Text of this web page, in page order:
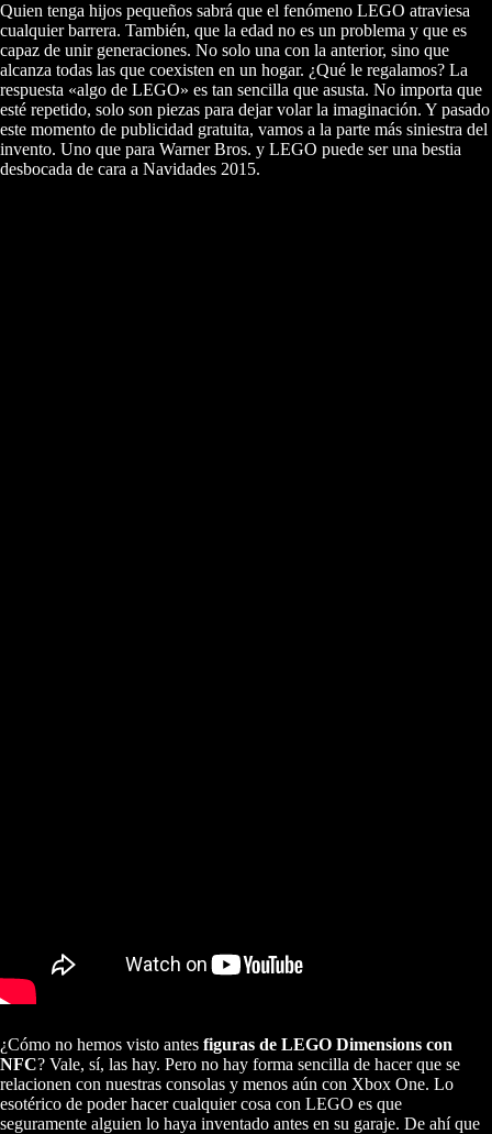
Quien tenga hijos pequeños sabrá que el fenómeno LEGO atraviesa
cualquier barrera. También, que la edad no es un problema y que es
capaz de unir generaciones. No solo una con la anterior, sino que
alcanza todas las que coexisten en un hogar. ¿Qué le regalamos? La
respuesta «algo de LEGO» es tan sencilla que asusta. No importa que
esté repetido, solo son piezas para dejar volar la imaginación. Y pasado
este momento de publicidad gratuita, vamos a la parte más siniestra del
invento. Uno que para Warner Bros. y LEGO puede ser una bestia
desbocada de cara a Navidades 2015.
¿Cómo no hemos visto antes figuras de LEGO Dimensions con
NFC? Vale, sí, las hay. Pero no hay forma sencilla de hacer que se
relacionen con nuestras consolas y menos aún con Xbox One. Lo
esotérico de poder hacer cualquier cosa con LEGO es que
seguramente alguien lo haya inventado antes en su garaje. De ahí que